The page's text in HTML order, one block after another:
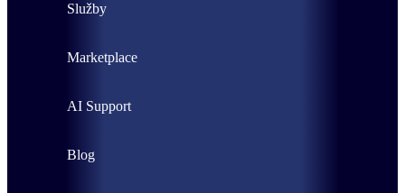
Služby
Marketplace
AI Support
Blog